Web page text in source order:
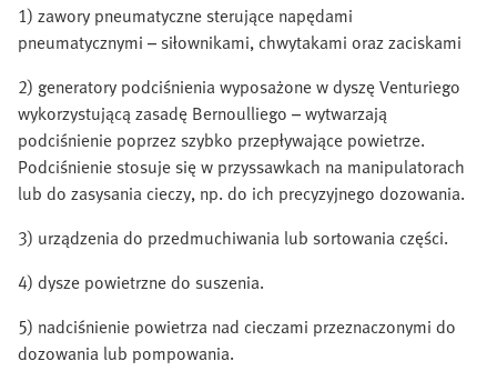
1) zawory pneumatyczne sterujące napędami
pneumatycznymi – siłownikami, chwytakami oraz zaciskami
2) generatory podciśnienia wyposażone w dyszę Venturiego
wykorzystującą zasadę Bernoulliego – wytwarzają
podciśnienie poprzez szybko przepływające powietrze.
Podciśnienie stosuje się w przyssawkach na manipulatorach
lub do zasysania cieczy, np. do ich precyzyjnego dozowania.
3) urządzenia do przedmuchiwania lub sortowania części.
4) dysze powietrzne do suszenia.
5) nadciśnienie powietrza nad cieczami przeznaczonymi do
dozowania lub pompowania.